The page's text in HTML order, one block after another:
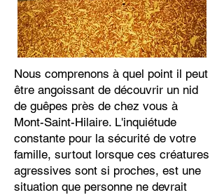
Nous comprenons à quel point il peut
être angoissant de découvrir un nid
de guêpes près de chez vous à
Mont-Saint-Hilaire. L'inquiétude
constante pour la sécurité de votre
famille, surtout lorsque ces créatures
agressives sont si proches, est une
situation que personne ne devrait